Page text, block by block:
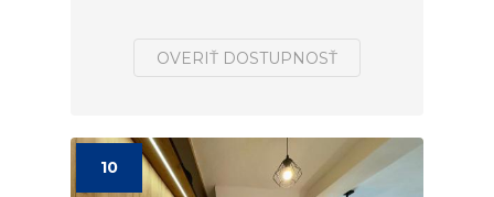
OVERIŤ DOSTUPNOSŤ
10